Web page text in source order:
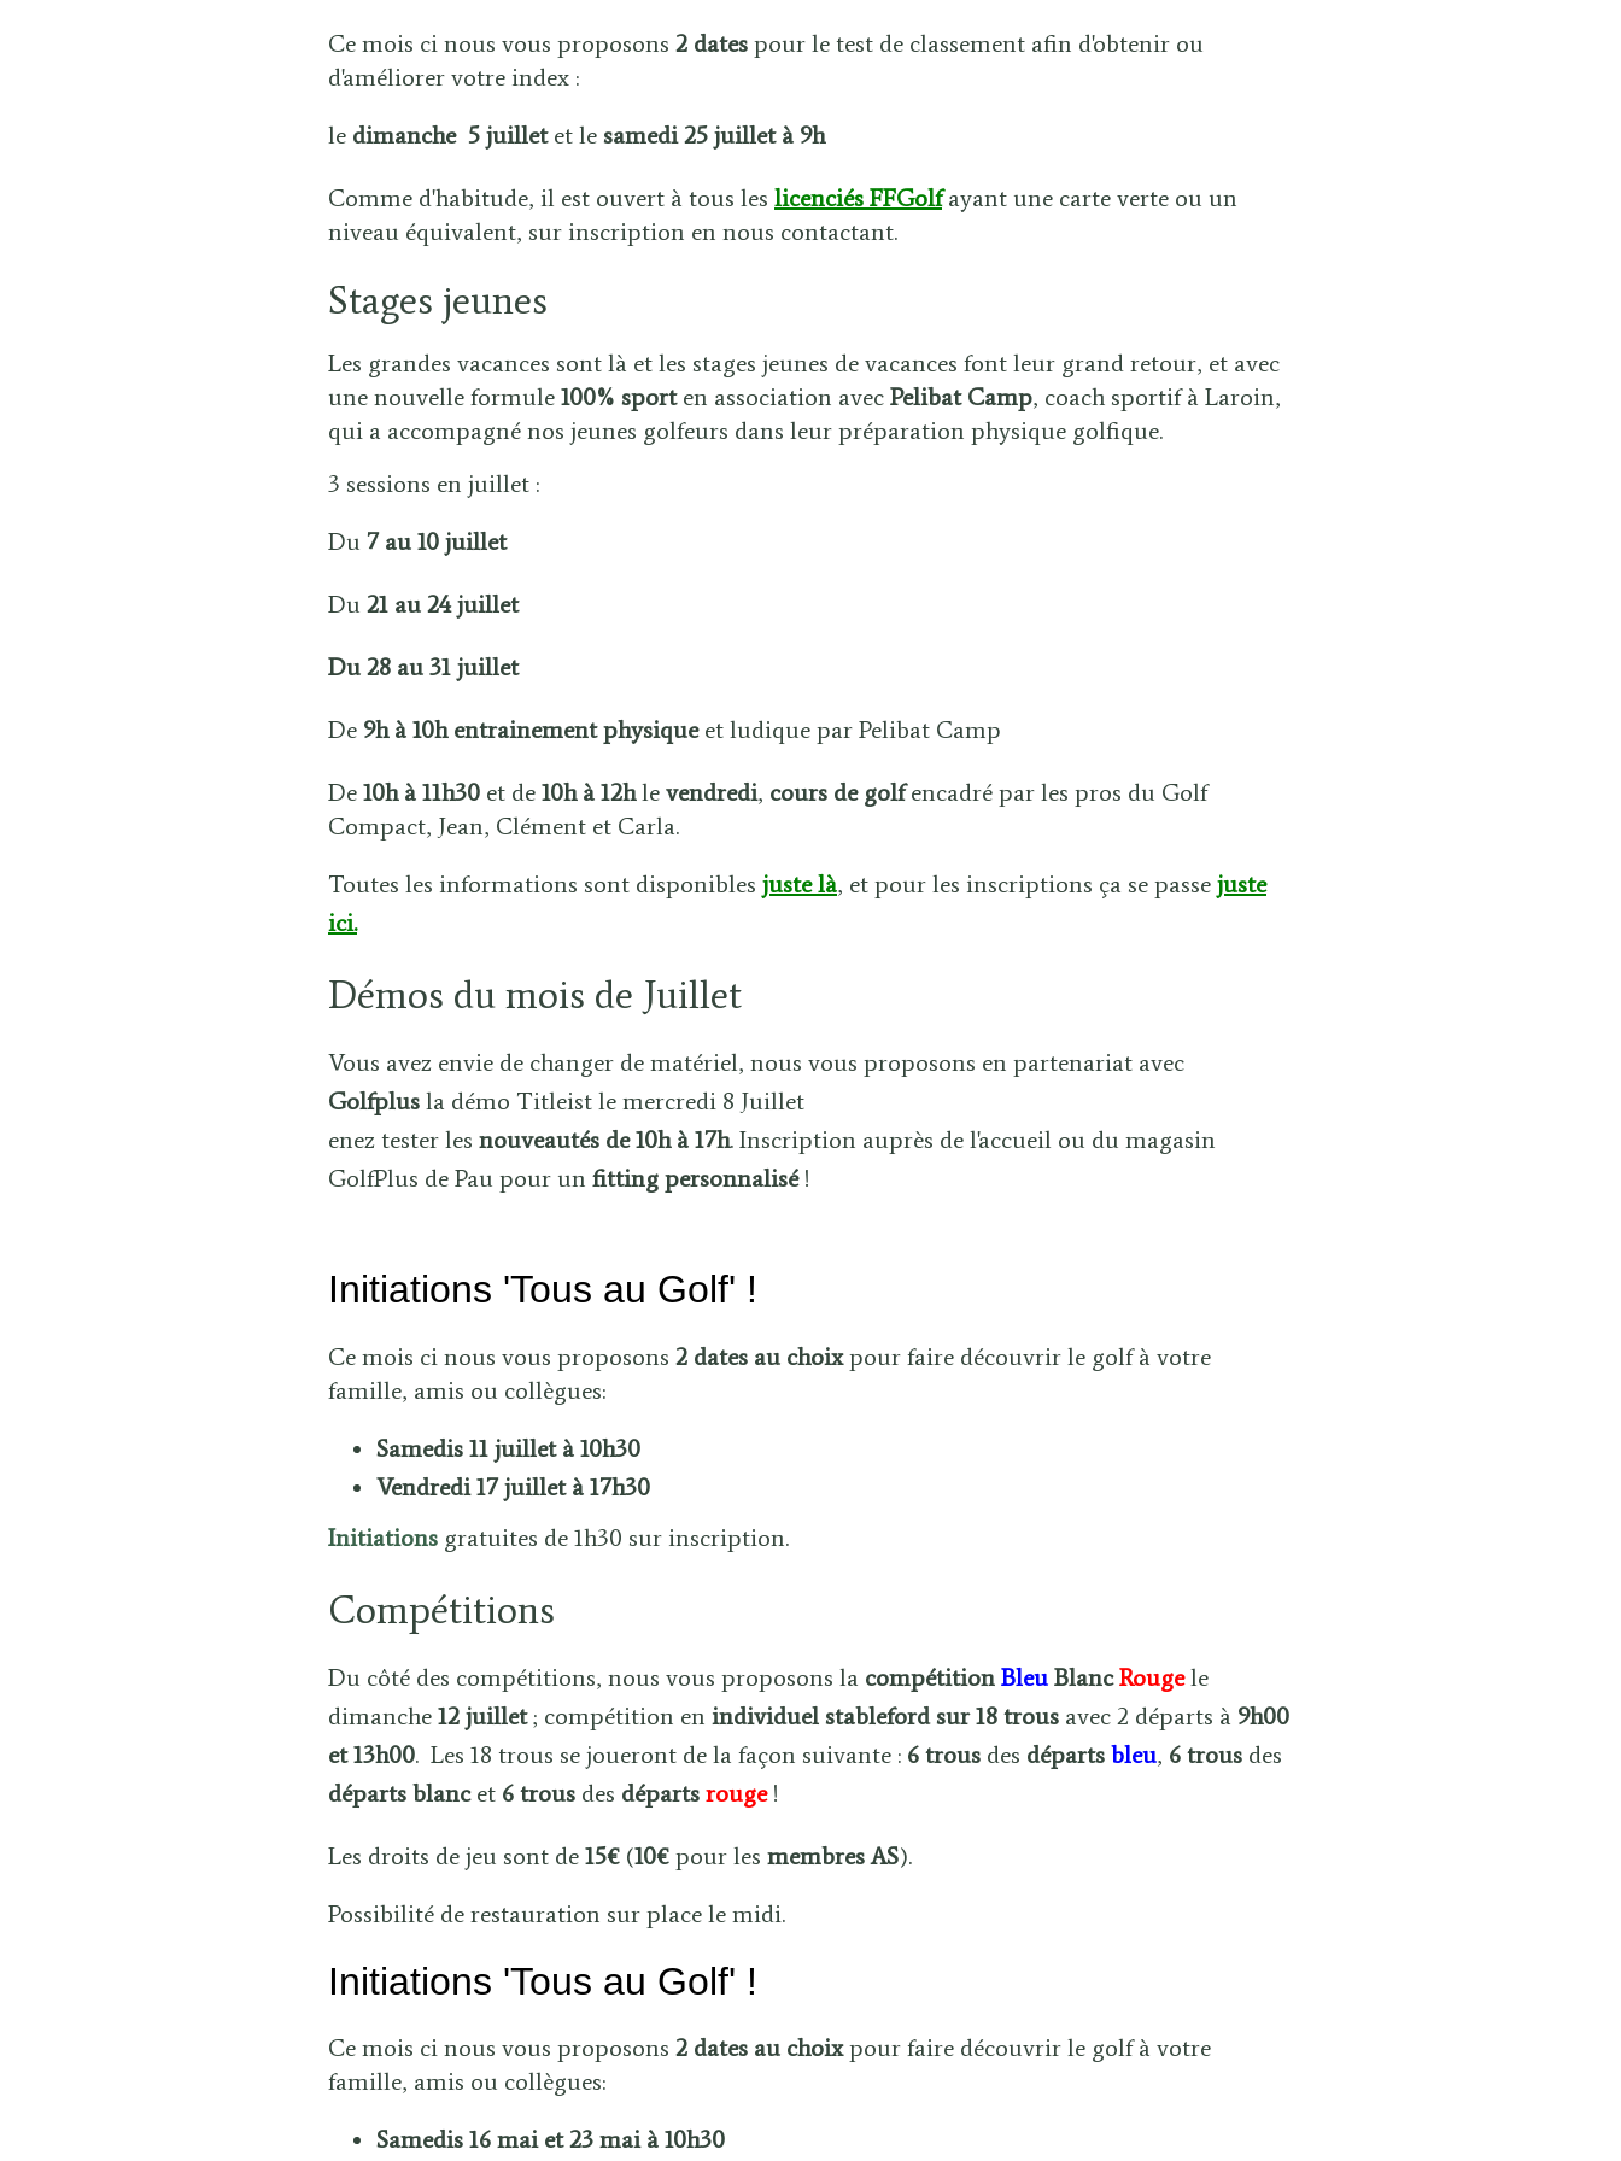
Ce mois ci nous vous proposons 2 dates pour le test de classement afin d'obtenir ou
d'améliorer votre index :
le dimanche 5 juilletet le samedi 25 juillet à 9h
Comme d'habitude, il est ouvert à tous les licenciés FFGolfayant une carte verte ou un
niveau équivalent, sur inscription en nous contactant.
Stages jeunes
Les grandes vacances sont là et les stages jeunes de vacances font leur grand retour, et avec
une nouvelle formule 100% sport en association avec Pelibat Camp, coach sportif à Laroin,
qui a accompagné nos jeunes golfeurs dans leur préparation physique golfique.
3 sessions en juillet :
Du 7 au 10 juillet
Du 21 au 24 juillet
Du 28 au 31 juillet
De 9h à 10h entrainement physique et ludique par Pelibat Camp
De 10h à 11h30 et de 10h à 12hle vendredi, cours de golfencadré par les pros du Golf
Compact, Jean, Clément et Carla.
Toutes les informations sont disponibles juste là, et pour les inscriptions ça se passe juste
ici.
Démos du mois de Juillet
Vous avez envie de changer de matériel, nous vous proposons en partenariat avec
Golfplus la démo Titleist le mercredi 8 Juillet
enez tester les nouveautés de 10h à 17h. Inscription auprès de l'accueil ou du magasin
GolfPlus de Pau pour un fitting personnalisé !
Initiations 'Tous au Golf' !
Ce mois ci nous vous proposons 2 dates au choixpour faire découvrir le golf à votre
famille, amis ou collègues:
Samedis 11 juillet à 10h30
Vendredi 17 juillet à 17h30
Initiations gratuites de 1h30 sur inscription.
Compétitions
Du côté des compétitions, nous vous proposons la compétition Bleu BlancRouge le
dimanche 12 juillet; compétition en individuel stableford sur 18 trous avec 2 départs à 9h00
et 13h00. Les 18 trous se joueront de la façon suivante : 6 trous des départs bleu, 6 trous des
départs blanc et 6 trous des départs rouge!
Les droits de jeu sont de 15€ (10€ pour les membres AS).
Possibilité de restauration sur place le midi.
Initiations 'Tous au Golf' !
Ce mois ci nous vous proposons 2 dates au choixpour faire découvrir le golf à votre
famille, amis ou collègues:
Samedis 16 mai et 23 mai à 10h30